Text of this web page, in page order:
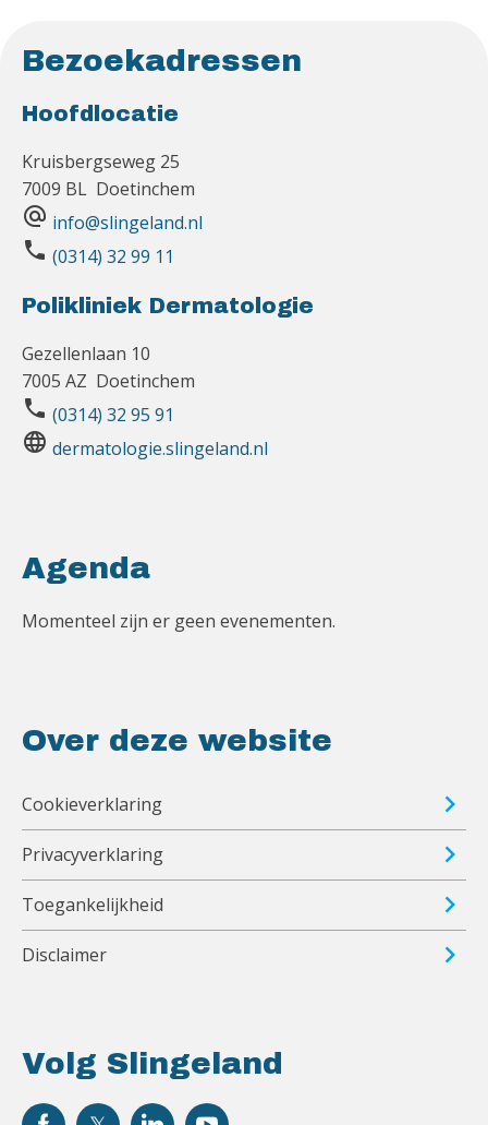
Bezoekadressen
Hoofdlocatie
Kruisbergseweg 25
7009 BL Doetinchem
alternate_email info@slingeland.nl
phone (0314) 32 99 11
Polikliniek Dermatologie
Gezellenlaan 10
7005 AZ Doetinchem
phone (0314) 32 95 91
language dermatologie.slingeland.nl
Volg Slingeland
Agenda
Momenteel zijn er geen evenementen.
Over deze website
Cookieverklaring
Privacyverklaring
Toegankelijkheid
Disclaimer